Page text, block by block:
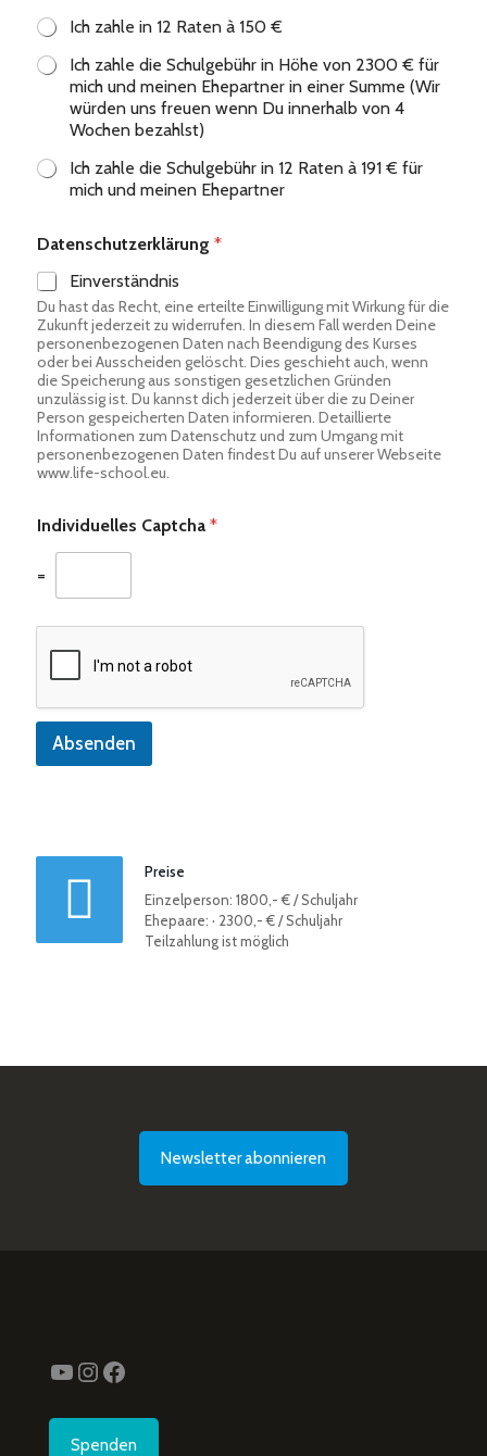
Ich zahle in 12 Raten à 150 €
Ich zahle die Schulgebühr in Höhe von 2300 € für
mich und meinen Ehepartner in einer Summe (Wir
würden uns freuen wenn Du innerhalb von 4
Wochen bezahlst)
Ich zahle die Schulgebühr in 12 Raten à 191 € für
mich und meinen Ehepartner
Datenschutzerklärung *
Einverständnis
Du hast das Recht, eine erteilte Einwilligung mit Wirkung für die
Zukunft jederzeit zu widerrufen. In diesem Fall werden Deine
personenbezogenen Daten nach Beendigung des Kurses
oder bei Ausscheiden gelöscht. Dies geschieht auch, wenn
die Speicherung aus sonstigen gesetzlichen Gründen
unzulässig ist. Du kannst dich jederzeit über die zu Deiner
Person gespeicherten Daten informieren. Detaillierte
Informationen zum Datenschutz und zum Umgang mit
personenbezogenen Daten findest Du auf unserer Webseite
www.life-school.eu.
Individuelles Captcha *
=
Absenden
Preise
Einzelperson: 1800,- € / Schuljahr
Ehepaare: · 2300,- € / Schuljahr
Teilzahlung ist möglich
Newsletter abonnieren
YouTube
Instagram
Facebook
Spenden